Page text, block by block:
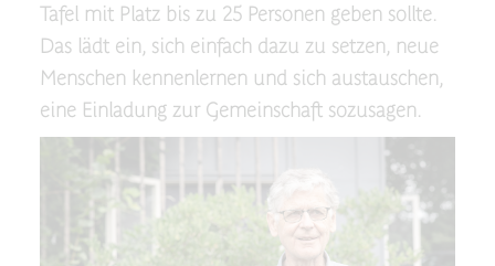
Tafel mit Platz bis zu 25 Personen geben sollte.
Das lädt ein, sich einfach dazu zu setzen, neue
Menschen kennenlernen und sich austauschen,
eine Einladung zur Gemeinschaft sozusagen.